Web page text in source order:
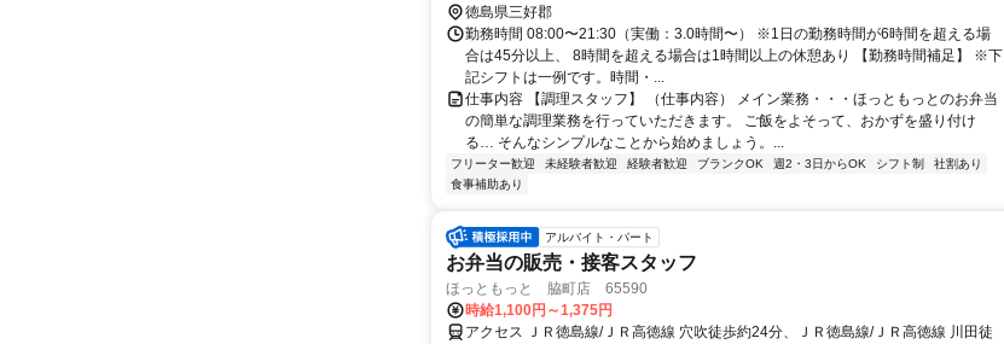
徳島県三好郡
勤務時間 08:00〜21:30（実働：3.0時間〜） ※1日の勤務時間が6時間を超える場
合は45分以上、 8時間を超える場合は1時間以上の休憩あり 【勤務時間補足】 ※下
記シフトは一例です。時間・...
仕事内容 【調理スタッフ】 （仕事内容） メイン業務・・・ほっともっとのお弁当
の簡単な調理業務を行っていただきます。 ご飯をよそって、おかずを盛り付け
る… そんなシンプルなことから始めましょう。...
フリーター歓迎 未経験者歓迎 経験者歓迎 ブランクOK 週2・3日からOK シフト制
社割あり
食事補助あり
アルバイト・パート
お弁当の販売・接客スタッフ
ほっともっと 脇町店 65590
時給1,100円～1,375円
アクセス ＪＲ徳島線/ＪＲ高徳線 穴吹徒歩約24分、ＪＲ徳島線/ＪＲ高徳線 川田徒